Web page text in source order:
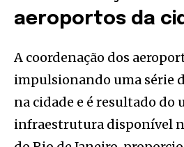
aeroportos da
A coordenação dos
impulsionando uma série
na cidade e é resultado do
infraestrutura disponível